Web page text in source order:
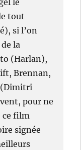
le
tout
si l’on
la
(Harlan),
Brennan,
(Dimitri
pour ne
ce film
signée